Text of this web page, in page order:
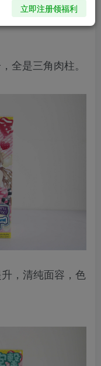
全是三角肉柱。
，清纯面容，色
立即注册领福利